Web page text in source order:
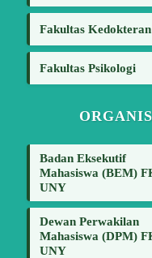
Fakultas Kedokteran
Fakultas Psikologi
Badan Eksekutif
Mahasiswa (BEM)
UNY
Dewan Perwakilan
Mahasiswa (DPM)
UNY